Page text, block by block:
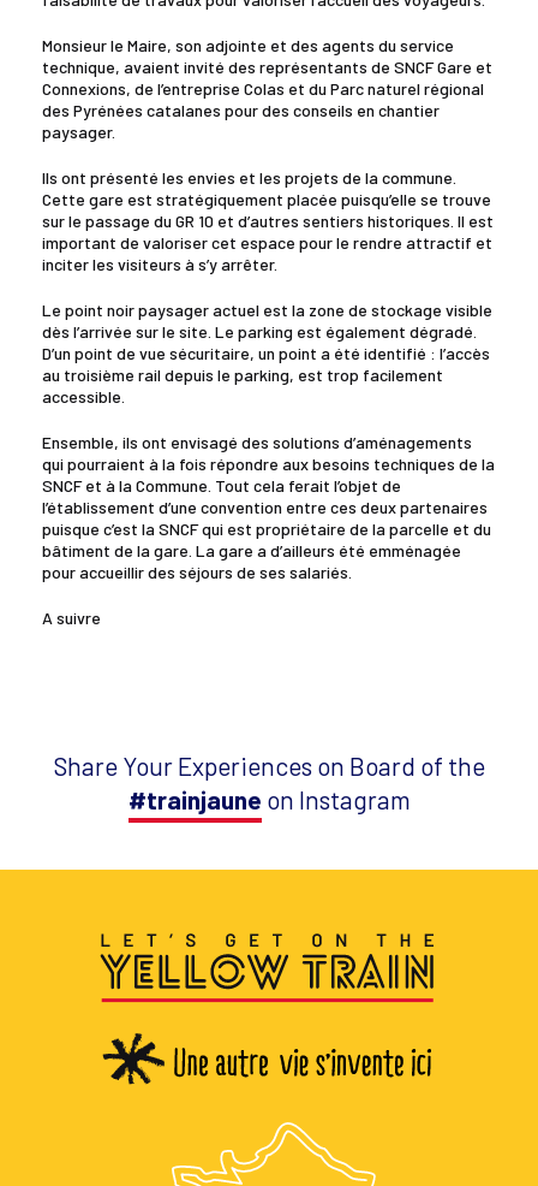
Monsieur le Maire, son adjointe et des agents du service
technique, avaient invité des représentants de SNCF Gare et
Connexions, de l’entreprise Colas et du Parc naturel régional
des Pyrénées catalanes pour des conseils en chantier
paysager.
Ils ont présenté les envies et les projets de la commune.
Cette gare est stratégiquement placée puisqu’elle se trouve
sur le passage du GR 10 et d’autres sentiers historiques. Il est
important de valoriser cet espace pour le rendre attractif et
inciter les visiteurs à s’y arrêter.
Le point noir paysager actuel est la zone de stockage visible
dès l’arrivée sur le site. Le parking est également dégradé.
D’un point de vue sécuritaire, un point a été identifié : l’accès
au troisième rail depuis le parking, est trop facilement
accessible.
Ensemble, ils ont envisagé des solutions d’aménagements
qui pourraient à la fois répondre aux besoins techniques de la
SNCF et à la Commune. Tout cela ferait l’objet de
l’établissement d’une convention entre ces deux partenaires
puisque c’est la SNCF qui est propriétaire de la parcelle et du
bâtiment de la gare. La gare a d’ailleurs été emménagée
pour accueillir des séjours de ses salariés.
A suivre
Share Your Experiences on Board of the
#trainjaune on Instagram